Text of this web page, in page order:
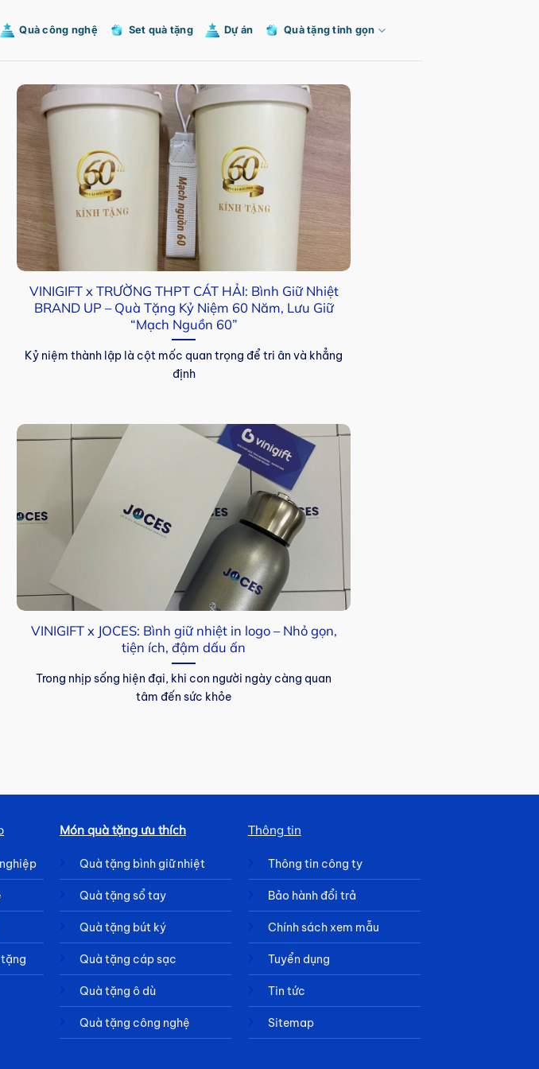
Quà công nghệ Set quà tặng Dự án Quà tặng tinh gọn
VINIGIFT x TRƯỜNG THPT CÁT HẢI: Bình Giữ Nhiệt
BRAND UP – Quà Tặng Kỷ Niệm 60 Năm, Lưu Giữ
“Mạch Nguồn 60”
Kỷ niệm thành lập là cột mốc quan trọng để tri ân và khẳng
định
VINIGIFT x JOCES: Bình giữ nhiệt in logo – Nhỏ gọn,
tiện ích, đậm dấu ấn
Trong nhịp sống hiện đại, khi con người ngày càng quan
tâm đến sức khỏe
Món quà tặng ưu thích
Quà tặng bình giữ nhiệt
Quà tặng sổ tay
Quà tặng bút ký
Quà tặng cáp sạc
Quà tặng ô dù
Quà tặng công nghệ
Thông tin
Thông tin công ty
Bảo hành đổi trả
Chính sách xem mẫu
Tuyển dụng
Tin tức
Sitemap